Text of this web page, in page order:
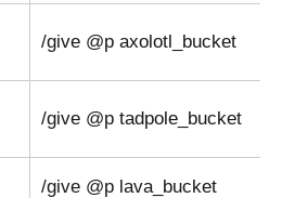
/give @p axolotl_bucket
/give @p tadpole_bucket
/give @p lava_bucket